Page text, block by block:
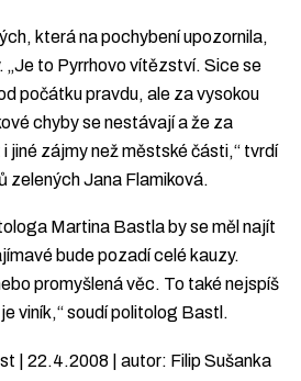
která na pochybení upozornila,
„Je to Pyrrhovo vítězství. Sice se
počátku pravdu, ale za vysokou
chyby se nestávají a že za
jiné zájmy než městské části,“ tvrdí
zelených Jana Flamiková.
Martina Bastla by se měl najít
bude pozadí celé kauzy.
promyšlená věc. To také nejspíš
viník,“ soudí politolog Bastl.
| 22.4.2008 | autor: Filip Sušanka